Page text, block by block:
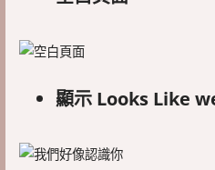
顯示 Looks Like